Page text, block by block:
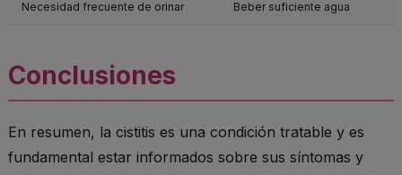
Necesidad frecuente de orinar Beber suficiente agua
Conclusiones
En resumen, la cistitis es una condición tratable y es
fundamental estar informados sobre sus síntomas y